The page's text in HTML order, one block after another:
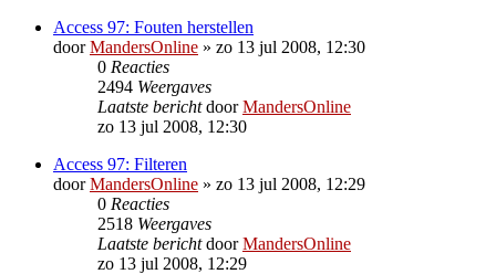
Access 97: Fouten herstellen
doorMandersOnline » zo 13 jul 2008, 12:30
0 Reacties
2494 Weergaves
Laatste berichtdoorMandersOnline
zo 13 jul 2008, 12:30
Access 97: Filteren
doorMandersOnline » zo 13 jul 2008, 12:29
0 Reacties
2518 Weergaves
Laatste berichtdoorMandersOnline
zo 13 jul 2008, 12:29